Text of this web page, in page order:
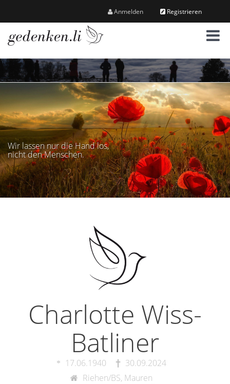
Anmelden Registrieren
M
e
n
ü
Wir lassen nur die Hand los,
nicht den Menschen.
Charlotte Wiss-
Batliner
17.06.1940
30.09.2024
Riehen/BS, Mauren